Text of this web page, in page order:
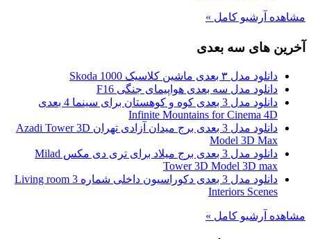
مشاهده آرشیو کامل »
آخرین های سه بعدی
دانلود مدل ۳ بعدی ماشین کلاسیک Skoda 1000
دانلود مدل سه بعدی هواپیمای جنگی F16
دانلود مدل 3 بعدی کوه و کوهستان برای سینما 4 بعدی
Infinite Mountains for Cinema 4D
دانلود مدل 3 بعدی برج میدان آزادی تهران Azadi Tower 3D
Model 3D Max
دانلود مدل 3 بعدی برج میلاد برای تری دی مکس Milad
Tower 3D Model 3D max
دانلود مدل 3 بعدی دکوراسیون داخلی شماره 3 Living room
Interiors Scenes
مشاهده آرشیو کامل »